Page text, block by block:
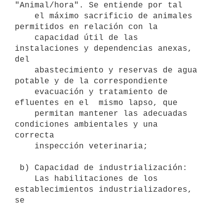
"Animal/hora". Se entiende por tal
permitidos en relación con la
instalaciones y dependencias anexas,
del
potable y de la correspondiente
efluentes en el  mismo lapso, que
condiciones ambientales y una
correcta
establecimientos industrializadores,
se